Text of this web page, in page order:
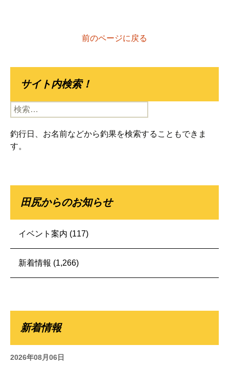
前のページに戻る
サイト内検索！
検
索:
釣行日、お名前などから釣果を検索することもできま
す。
田尻からのお知らせ
イベント案内 (117)
新着情報 (1,266)
新着情報
2026年08月06日